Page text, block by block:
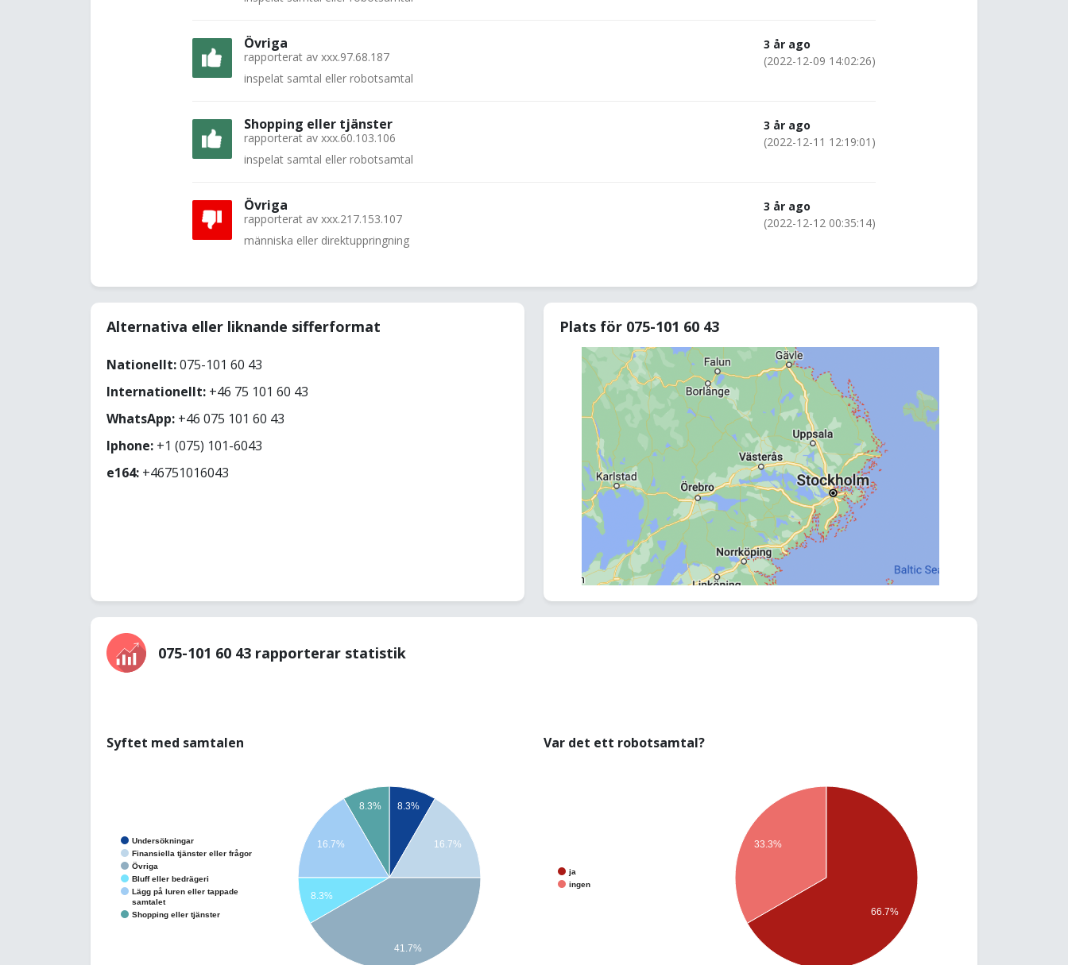
Övriga
rapporterat av xxx.97.68.187
inspelat samtal eller robotsamtal
3 år ago
(2022-12-09 14:02:26)
Shopping eller tjänster
rapporterat av xxx.60.103.106
inspelat samtal eller robotsamtal
3 år ago
(2022-12-11 12:19:01)
Övriga
rapporterat av xxx.217.153.107
människa eller direktuppringning
3 år ago
(2022-12-12 00:35:14)
Alternativa eller liknande sifferformat
Nationellt:075-101 60 43
Internationellt: +46 75 101 60 43
WhatsApp: +46 075 101 60 43
Iphone: +1 (075) 101-6043
e164: +46751016043
Plats för 075-101 60 43
075-101 60 43 rapporterar statistik
Syftet med samtalen
Undersökningar
Finansiella tjänster eller frågor
Övriga
Bluff eller bedrägeri
Lägg på luren eller tappade
samtalet
Shopping eller tjänster
8.3%
16.7%
8.3%
16.7%
8.3%
41.7%
Var det ett robotsamtal?
ja
ingen
33.3%
66.7%